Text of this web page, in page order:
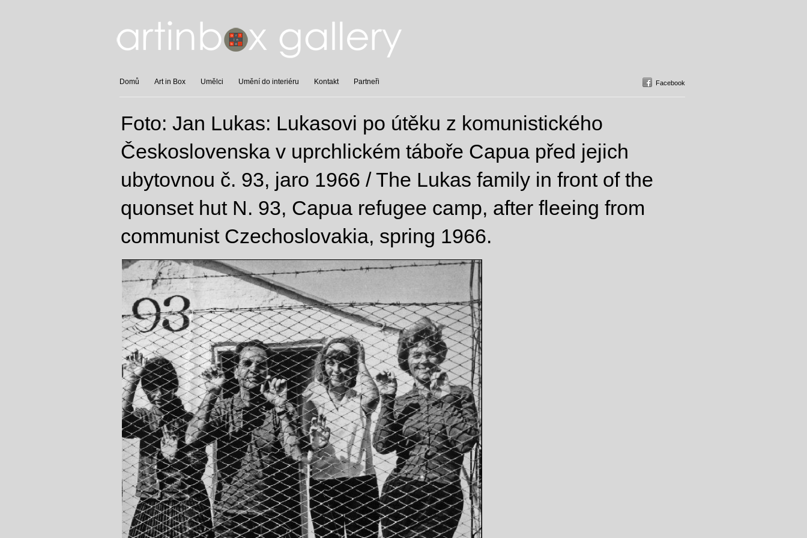
Facebook
Domů Art in Box Umělci Umění do interiéru Kontakt Partneři
Foto: Jan Lukas: Lukasovi po útěku z komunistického
Československa v uprchlickém táboře Capua před jejich
ubytovnou č. 93, jaro 1966 / The Lukas family in front of the
quonset hut N. 93, Capua refugee camp, after fleeing from
communist Czechoslovakia, spring 1966.